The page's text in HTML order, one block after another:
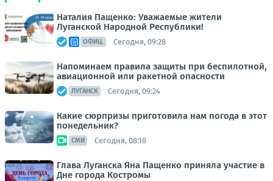
Наталия Пащенко: Уважаемые жители
Луганской Народной Республики!
ОФИЦ. Сегодня, 09:28
Напоминаем правила защиты при беспилотной,
авиационной или ракетной опасности
ЛУГАНСК Сегодня, 09:24
Какие сюрпризы приготовила нам погода в этот
понедельник?
СМИ Сегодня, 08:18
Глава Луганска Яна Пащенко приняла участие в
Дне города Костромы